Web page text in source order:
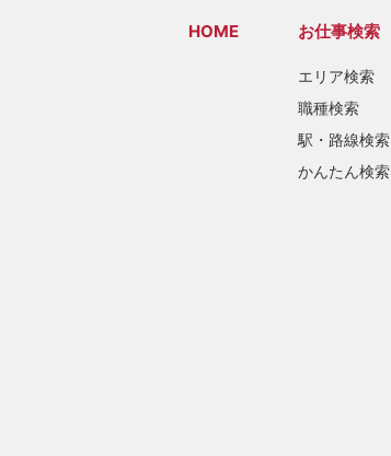
HOME お仕事検索
エリア検索
職種検索
駅・路線検索
かんたん検索